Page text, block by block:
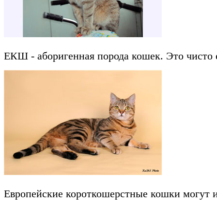
ЕКШ - аборигенная порода кошек. Это чисто
Европейские короткошерстные кошки могут